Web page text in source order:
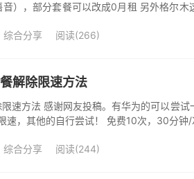
），部分套餐可以改成0月租 另外格尔木
综合分享 阅读(266)
解除限速方法
速方法 感谢网友投稿。有华为的可以尝试
速，其他的自行尝试！ 免费10次，30分钟/
综合分享 阅读(244)